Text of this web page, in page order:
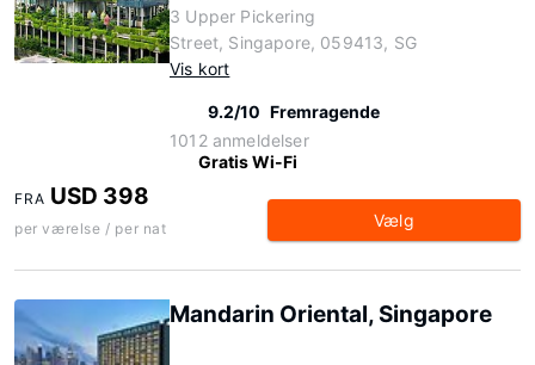
3 Upper Pickering
Street, Singapore, 059413, SG
Vis kort
9.2/10 Fremragende
1012 anmeldelser
Gratis Wi-Fi
FRA USD 398
per værelse / per nat Vælg
Mandarin Oriental, Singapore